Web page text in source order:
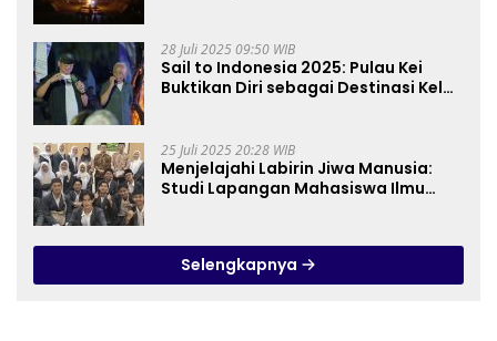
28 Juli 2025 09:50 WIB
Sail to Indonesia 2025: Pulau Kei
Buktikan Diri sebagai Destinasi Kelas
25 Juli 2025 20:28 WIB
Menjelajahi Labirin Jiwa Manusia:
Studi Lapangan Mahasiswa Ilmu
Selengkapnya